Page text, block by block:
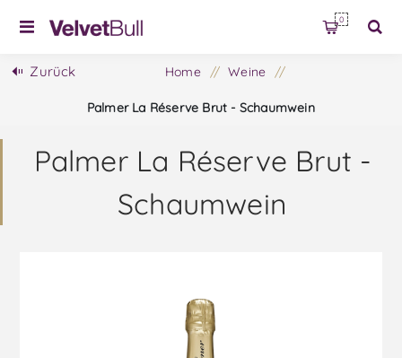
0
Zurück Home / Weine /
Palmer La Réserve Brut - Schaumwein
Palmer La Réserve Brut -
Schaumwein